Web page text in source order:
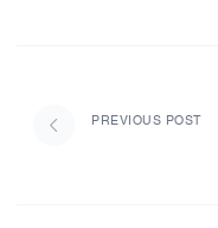
PREVIOUS POST